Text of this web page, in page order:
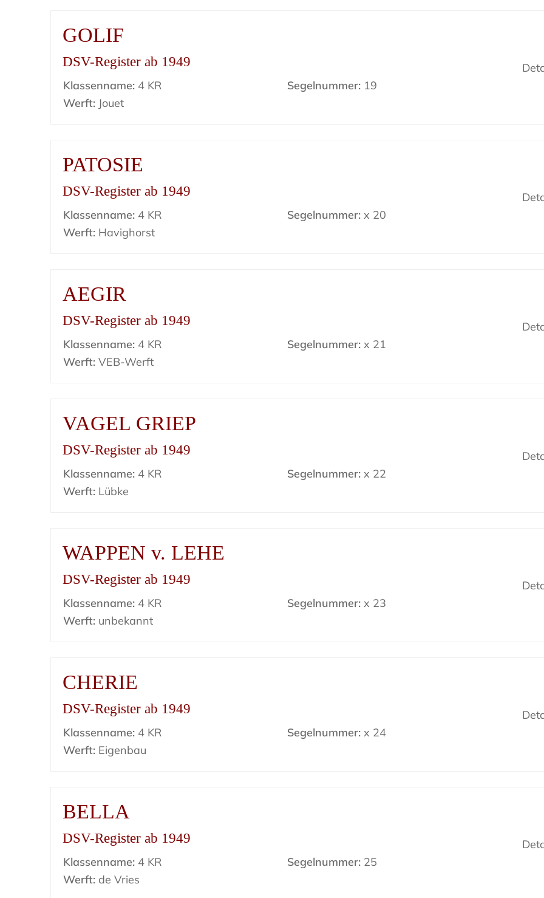
GOLIF
DSV-Register ab 1949
Klassenname: 4 KR Segelnummer:19
Werft: Jouet
PATOSIE
DSV-Register ab 1949
Klassenname: 4 KR Segelnummer:x 20
Werft: Havighorst
AEGIR
DSV-Register ab 1949
Klassenname: 4 KR Segelnummer:x 21
Werft: VEB-Werft
VAGEL GRIEP
DSV-Register ab 1949
Klassenname: 4 KR Segelnummer:x 22
Werft: Lübke
WAPPEN v. LEHE
DSV-Register ab 1949
Klassenname: 4 KR Segelnummer:x 23
Werft: unbekannt
CHERIE
DSV-Register ab 1949
Klassenname: 4 KR Segelnummer:x 24
Werft: Eigenbau
BELLA
DSV-Register ab 1949
Klassenname: 4 KR Segelnummer:25
Werft: de Vries